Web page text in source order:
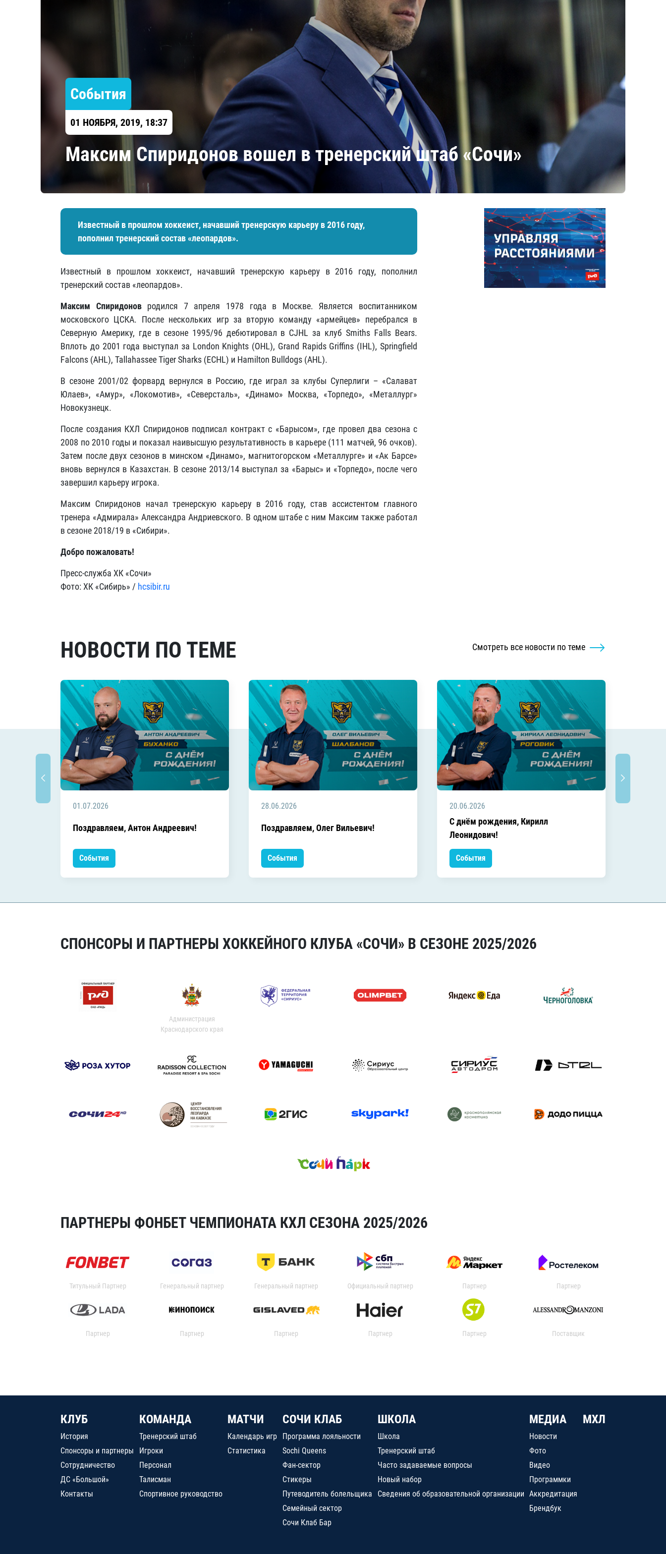
Салават Юлаев
События
01 НОЯБРЯ, 2019, 18:37
Максим Спиридонов вошел в тренерский штаб «Сочи»
Известный в прошлом хоккеист, начавший тренерскую карьеру в 2016 году,
пополнил тренерский состав «леопардов».
Известный в прошлом хоккеист, начавший тренерскую карьеру в 2016 году, пополнил
тренерский состав «леопардов».
Максим Спиридоновродился 7 апреля 1978 года в Москве. Является воспитанником
московского ЦСКА. После нескольких игр за вторую команду «армейцев» перебрался в
Северную Америку, где в сезоне 1995/96 дебютировал в CJHL за клуб Smiths Falls Bears.
Вплоть до 2001 года выступал за London Knights (OHL), Grand Rapids Griffins (IHL), Springfield
Falcons (AHL), Tallahassee Tiger Sharks (ECHL) и Hamilton Bulldogs (AHL).
В сезоне 2001/02 форвард вернулся в Россию, где играл за клубы Суперлиги – «Салават
Юлаев», «Амур», «Локомотив», «Северсталь», «Динамо» Москва, «Торпедо», «Металлург»
Новокузнецк.
После создания КХЛ Спиридонов подписал контракт с «Барысом», где провел два сезона с
2008 по 2010 годы и показал наивысшую результативность в карьере (111 матчей, 96 очков).
Затем после двух сезонов в минском «Динамо», магнитогорском «Металлурге» и «Ак Барсе»
вновь вернулся в Казахстан. В сезоне 2013/14 выступал за «Барыс» и «Торпедо», после чего
завершил карьеру игрока.
Максим Спиридонов начал тренерскую карьеру в 2016 году, став ассистентом главного
тренера «Адмирала» Александра Андриевского. В одном штабе с ним Максим также работал
в сезоне 2018/19 в «Сибири».
Добро пожаловать!
Пресс-служба ХК «Сочи»
Фото: ХК «Сибирь» / hcsibir.ru
НОВОСТИ ПО ТЕМЕ Смотреть все новости по теме
01.07.2026
Поздравляем, Антон Андреевич!
События
28.06.2026
Поздравляем, Олег Вильевич!
События
20.06.2026
C днём рождения, Кирилл
Леонидович!
События
СПОНСОРЫ И ПАРТНЕРЫ ХОККЕЙНОГО КЛУБА «СОЧИ» В СЕЗОНЕ 2025/2026
Администрация
Краснодарского края
ПАРТНЕРЫ ФОНБЕТ ЧЕМПИОНАТА КХЛ СЕЗОНА 2025/2026
Титульный Партнер Генеральный партнер Генеральный партнер Официальный партнер Партнер Партнер
Партнер Партнер Партнер Партнер Партнер Поставщик
КЛУБ
История
Спонсоры и партнеры
Сотрудничество
ДС «Большой»
Контакты
КОМАНДА
Тренерский штаб
Игроки
Персонал
Талисман
Спортивное руководство
МАТЧИ
Календарь игр
Статистика
СОЧИ КЛАБ
Программа лояльности
Sochi Queens
Фан-сектор
Стикеры
Путеводитель болельщика
Семейный сектор
Сочи Клаб Бар
ШКОЛА
Школа
Тренерский штаб
Часто задаваемые вопросы
Новый набор
Сведения об образовательной организации
МЕДИА
Новости
Фото
Видео
Программки
Аккредитация
Брендбук
МХЛ